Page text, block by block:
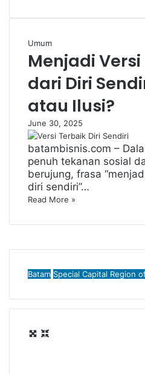
Umum
Menjadi
dari Diri
atau Ilusi?
June 30, 2025
batambisnis.com –
penuh tekanan sosial
berujung, frasa
diri sendiri”…
Read More »
Batam Special Capital Region